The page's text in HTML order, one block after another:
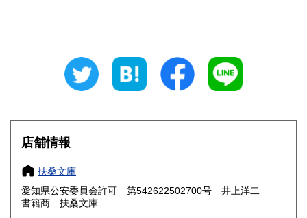
300円 三重県
大阪府
奈良県
鳥取県 300円 島根県 300円
店舗情報
扶桑文庫
愛知県公安委員会許可 第542622502700号 井上洋二
書籍商 扶桑文庫